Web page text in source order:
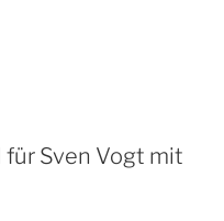
Sven Vogt mit